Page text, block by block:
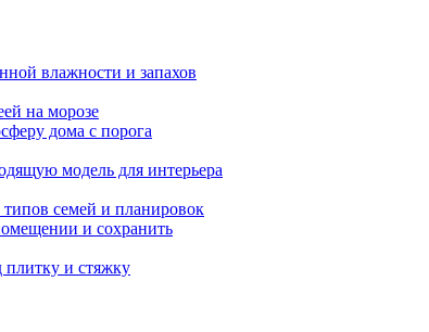
влажности и запахов
на морозе
дома с порога
модель для интерьера
семей и планировок
и сохранить
плитку и стяжку